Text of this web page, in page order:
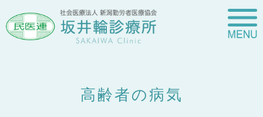
高齢者の病気